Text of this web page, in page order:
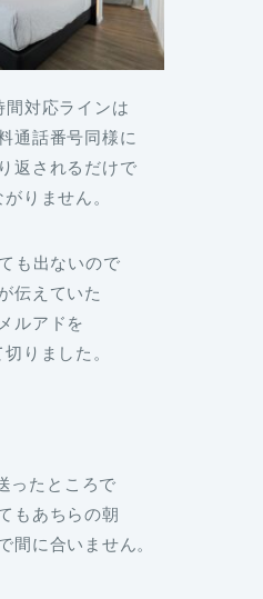
間対応ラインは
通話番号同様に
返されるだけで
りません。
も出ないので
伝えていた
ルアドを
りました。
ったところで
もあちらの朝
間に合いません。